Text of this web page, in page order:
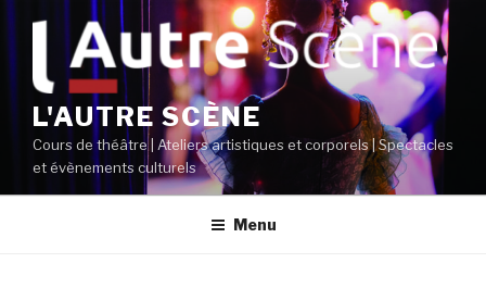
principal
L'AUTRE SCÈNE
Cours de théâtre | Ateliers artistiques et corporels | Spectacles
et évènements culturels
Menu